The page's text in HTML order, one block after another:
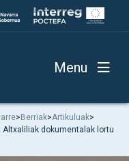
Menu
> Berriak>Artikuluak>
dokumentalak lortu